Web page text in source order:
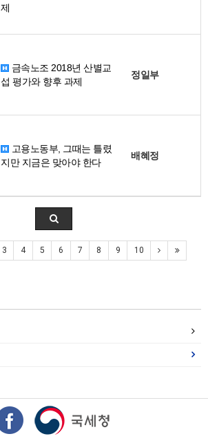
제
금속노조 2018년 산별교
섭 평가와 향후 과제
정일부
고용노동부, 그때는 틀렸
지만 지금은 맞아야 한다
배혜정
3 4 5 6 7 8 9 10